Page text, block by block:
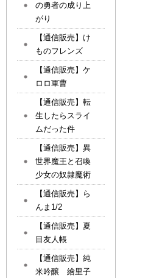
の勇者の成り上
がり
【通信販売】け
ものフレンズ
【通信販売】ケ
ロロ軍曹
【通信販売】転
生したらスライ
ムだった件
【通信販売】異
世界魔王と召喚
少女の奴隷魔術
【通信販売】ら
んま1/2
【通信販売】夏
目友人帳
【通信販売】純
米吟醸 繪里子